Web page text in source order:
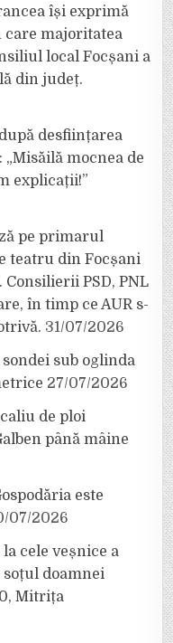
își exprimă
care majoritatea
local Focșani a
din județ.
desființarea
mocnea de
explicații!”
pe primarul
teatru din Focșani
Consilierii PSD, PNL
în timp ce AUR s-
31/07/2026
sub oglinda
27/07/2026
de ploi
până mâine
este
07/2026
cele veșnice a
doamnei
Mitrița